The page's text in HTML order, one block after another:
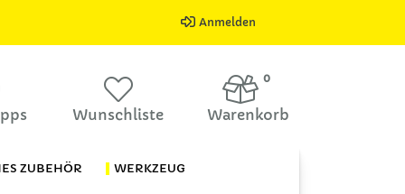
Anmelden
Wunschliste
0
Warenkorb
ZUBEHÖR WERKZEUG